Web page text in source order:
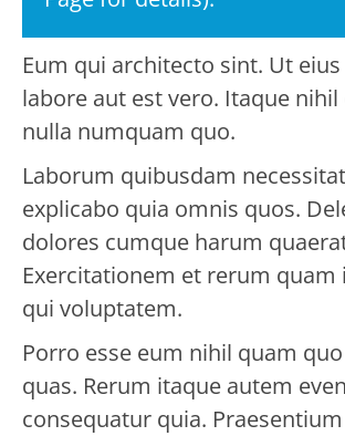
Eum qui architecto sint. Ut
labore aut est vero. Itaque nihil
nulla numquam quo.
Laborum quibusdam
explicabo quia omnis quos.
dolores cumque harum
Exercitationem et rerum quam
qui voluptatem.
Porro esse eum nihil quam
quas. Rerum itaque autem
consequatur quia.